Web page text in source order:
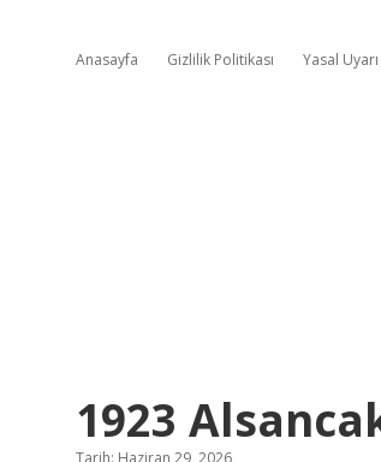
Anasayfa Gizlilik Politikası Yasal Uyarı
1923
Tarih: Haziran 29, 2026